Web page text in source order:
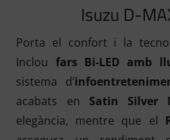
Isuzu D-
Porta el confort i la
Inclou fars Bi-LED amb
sistema d’
acabats en Satin Silver
elegància, mentre que el